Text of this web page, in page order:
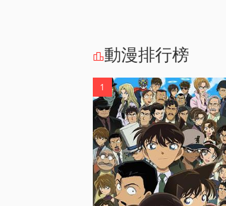
動漫排行榜
1